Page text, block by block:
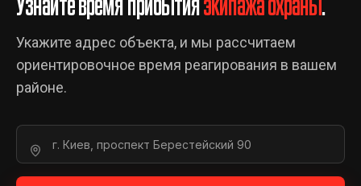
Укажите адрес объекта, и мы рассчитаем
ориентировочное время реагирования в вашем
районе.